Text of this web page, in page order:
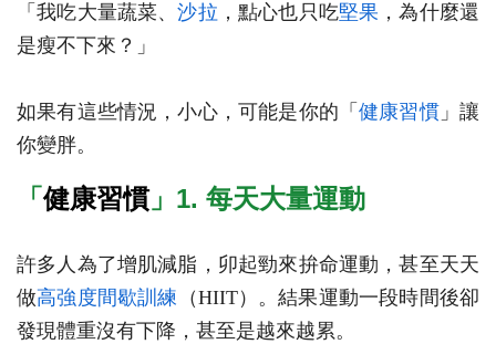
「我吃大量蔬菜、沙拉 ，點心也只吃堅果 ，為什麼還
是瘦不下來？」
如果有這些情況，小心，可能是你的「健康習慣」讓
你變胖。
「健康習慣」1. 每天大量運動
許多人為了增肌減脂，卯起勁來拚命運動，甚至天天
做高強度間歇訓練 （HIIT）。結果運動一段時間後卻
發現體重沒有下降，甚至是越來越累。